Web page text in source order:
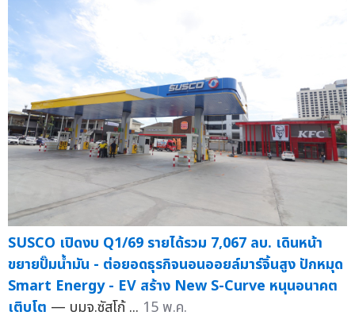
SUSCO เปิดงบ Q1/69 รายได้รวม 7,067 ลบ. เดินหน้า
ขยายปั๊มน้ำมัน - ต่อยอดธุรกิจนอนออยล์มาร์จิ้นสูง ปักหมุด
Smart Energy - EV สร้าง New S-Curve หนุนอนาคต
เติบโต — บมจ.ซัสโก้ ... 15 พ.ค.